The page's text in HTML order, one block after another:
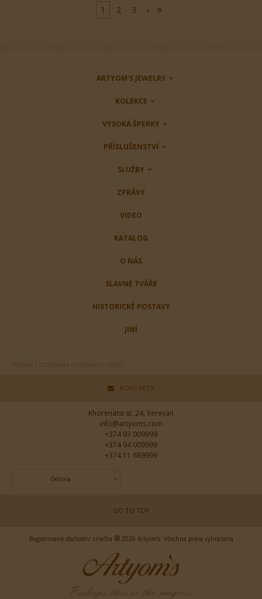
1 2 3 ›
ARTYOM’S JEWELRY
KOLEKCE
VYSOKÁ ŠPERKY
PŘÍSLUŠENSTVÍ
SLUŽBY
ZPRÁVY
VIDEO
KATALOG
O NÁS
SLAVNÉ TVÁŘE
HISTORICKÉ POSTAVY
JINÍ
PRÁVNÍ | OCHRANA OSOBNÍCH ÚDAJŮ
KONTAKTY
Khorenatsi st. 24, Yerevan
info@artyoms.com
+374 93 009999
+374 94 009999
+374 11 689999
Čeština
GO TO TOP
Registrovaná obchodní značka ®2026 Artyom's. Všechna práva vyhrazena